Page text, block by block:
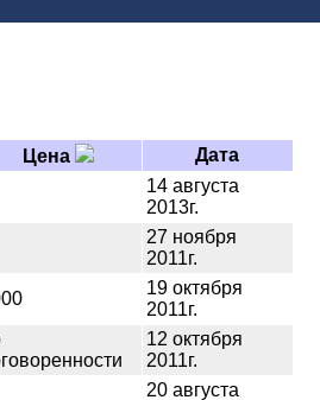
Цена
Дата
14 августа
2013г.
27 ноября
2011г.
19 октября
2011г.
12 октября
2011г.
20 августа